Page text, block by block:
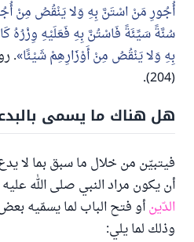
أُجُورِ مَنْ اسْتَنَّ بِهِ وَلا يَنْقُصُ مِنْ
سُنَّةً سَيِّئَةً فَاسْتُنَّ بِهِ فَعَلَيْهِ وِزْرُهُ
بِهِ وَلا يَنْقُصُ مِنْ أَوْزَارِهِمْ شَيْئًا .
(204).
هل هناك ما يسمى
فيتبيّن من خلال ما سبق بما لا
أن يكون مراد النبي صلى الله
الدّينأو فتح الباب لما يسمّيه
وذلك لما يلي: